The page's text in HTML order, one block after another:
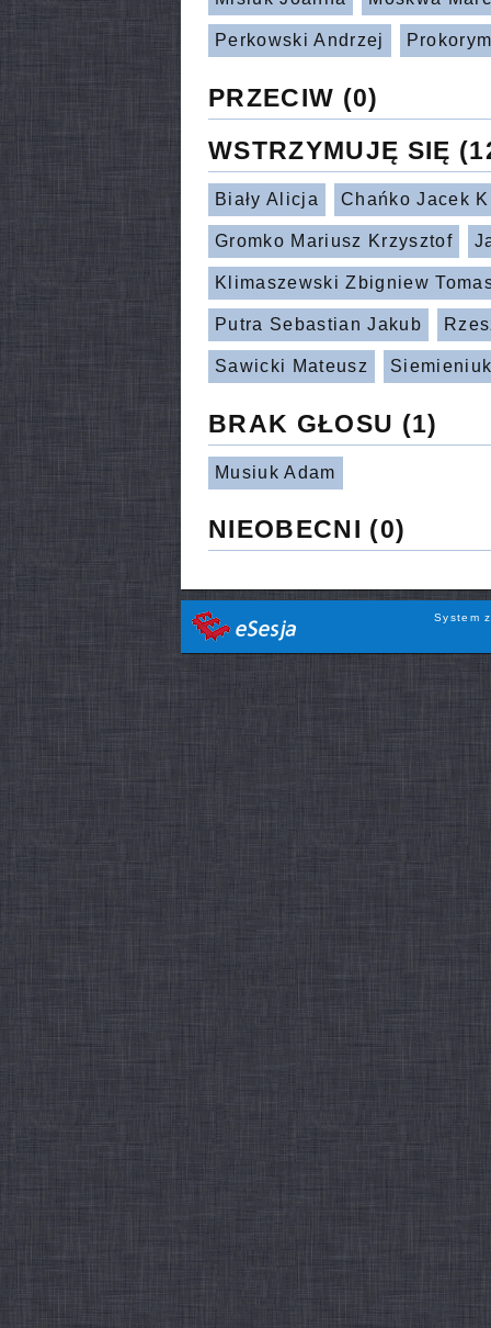
Perkowski Andrzej
PRZECIW (0)
WSTRZYMUJĘ SIĘ
Biały Alicja Chańko Jacek
Gromko Mariusz Krzysztof
Klimaszewski Zbigniew
Putra Sebastian Jakub
Sawicki Mateusz
BRAK GŁOSU (1)
Musiuk Adam
NIEOBECNI (0)
System